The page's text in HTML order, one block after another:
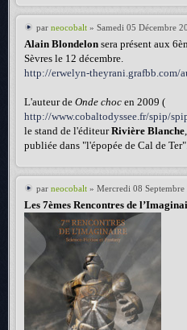
par neocobalt » Samedi 05 Décembre
Alain Blondelon sera présent aux
Sèvres le 12 décembre.
http://erwelyn-theyrani.grafbb.com/
L'auteur de Onde choc en 2009 (
http://www.cobaltodyssee.fr/spip/
le stand de l'éditeurRivière Blanche
publiée dans "l'épopée de Cal de
par neocobalt » Mercredi 08
Les 7èmes Rencontres de